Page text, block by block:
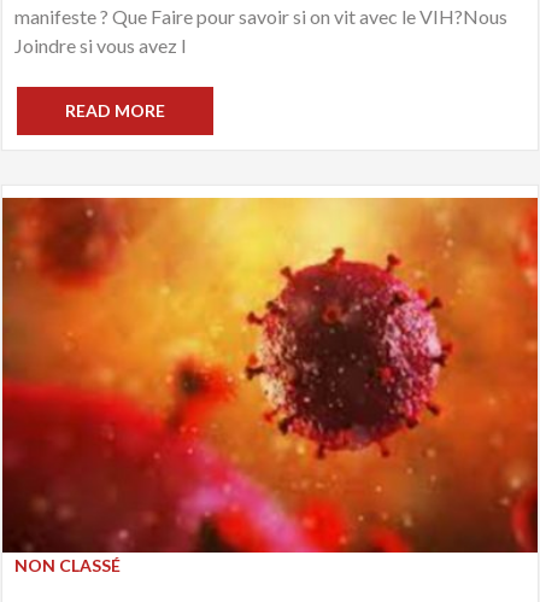
manifeste ? Que Faire pour savoir si on vit avec le VIH?Nous
Joindre si vous avez l
READ MORE
NON CLASSÉ